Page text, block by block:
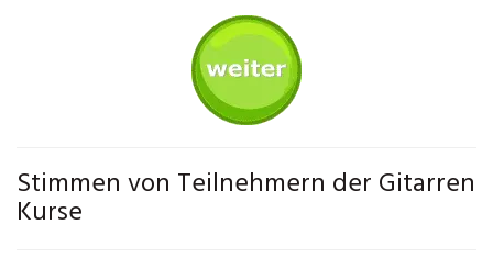
Stimmen von Teilnehmern der Gitarren
Kurse